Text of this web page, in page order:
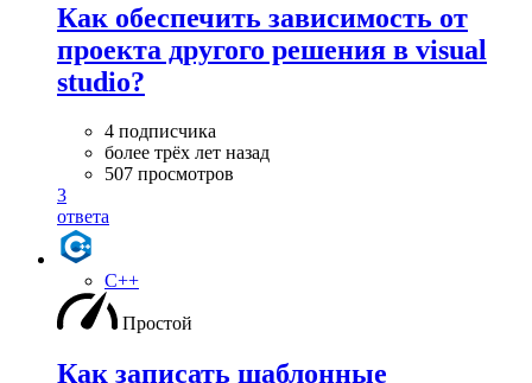
Как обеспечить зависимость от
проекта другого решения в visual
studio?
4 подписчика
более трёх лет назад
507 просмотров
3
ответа
C++
Простой
Как записать шаблонные